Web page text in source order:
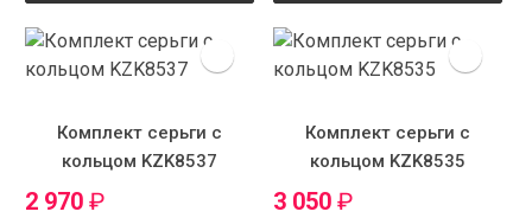
Комплект серьги с
кольцом KZK8537
2 970 ₽
Комплект серьги с
кольцом KZK8535
3 050 ₽